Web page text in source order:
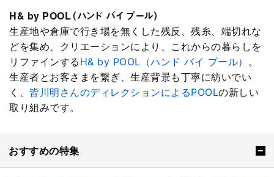
H& by POOL（ハンド バイ プール）
生産地や倉庫で行き場を無くした残反、残糸、端切れな
どを集め、クリエーションにより、これからの暮らしを
リファインする H& by POOL（ハンド バイ プール）
。
生産者とお客さまを繋ぎ、生産背景も丁寧に紡いでい
く、 皆川明さんのディレクションによるPOOLの新しい
取り組みです。
おすすめの特集